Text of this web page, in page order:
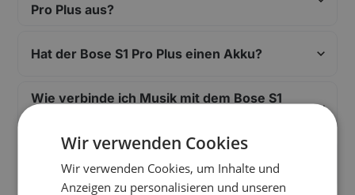
Pro Plus aus?
Hat der Bose S1 Pro Plus einen Akku?
Wie verbinde ich Musik mit dem Bose S1
Wie viele Boxen brauche ich für mein
Event?
Wir verwenden Cookies
Wir verwenden Cookies, um Inhalte und
Anzeigen zu personalisieren und unseren